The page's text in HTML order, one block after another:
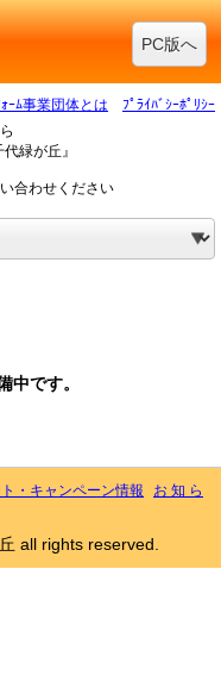
PC版へ
ｰﾑ事業団体とは
ﾌﾟﾗｲﾊﾞｼｰﾎﾟﾘｼｰ
緑が丘』
合わせください
中です。
・キャンペーン情報
お 知 ら
all rights reserved.